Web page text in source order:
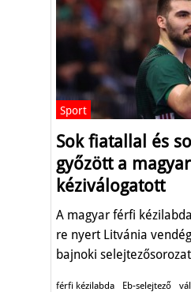
Sport
Sok fiatallal és
győzött a magyar
kéziválogatott
A magyar férfi
re nyert Litvánia
bajnoki
férfi kézilabda Eb-selejtező